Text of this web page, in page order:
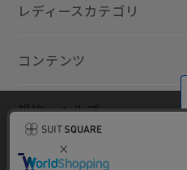
レディースカテゴリ
コンテンツ
規約・ヘルプ
当サイトでは利用体験の向上および
ックの分析を目的としてCookieを使